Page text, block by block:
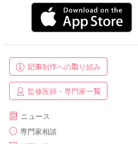
記事制作への取り組み
監修医師・専門家一覧
ニュース
専門家相談